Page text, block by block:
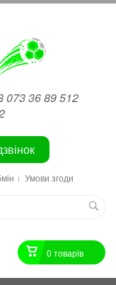
073 36 89 512
Умови згоди
0 товарiв